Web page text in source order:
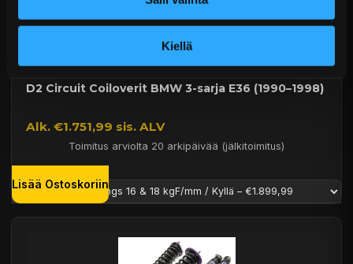
Kiellä
D2 Circuit Coiloverit BMW 3-sarja E36 (1990–1998)
Alk. €1.751,99 sis. ALV
Toimitus arviolta 20 arkipäivää (jälkitoimitus)
Lisää Ostoskoriin